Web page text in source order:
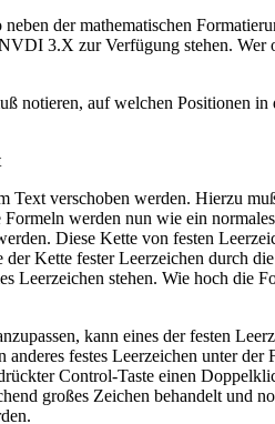
der mathematischen
3.X zur Verfügung stehen.
notieren, auf welchen Positionen
Text verschoben werden. Hierzu
werden nun wie ein
Diese Kette von festen
Kette fester Leerzeichen durch
Leerzeichen stehen. Wie hoch
kann eines der festen
festes Leerzeichen unter
Control-Taste einen
großes Zeichen behandelt